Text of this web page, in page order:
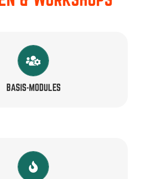
BASIS-MODULES
TRAINERS
Harold, Juriaan, Max, Marianne,
Pien & René
TRAINERS
Harold, Kelsey, Lonneke, Marcel,